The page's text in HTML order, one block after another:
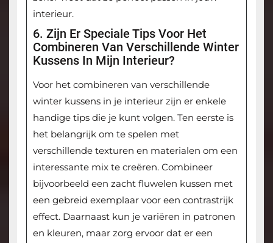
interieur.
6. Zijn Er Speciale Tips Voor Het
Combineren Van Verschillende Winter
Kussens In Mijn Interieur?
Voor het combineren van verschillende
winter kussens in je interieur zijn er enkele
handige tips die je kunt volgen. Ten eerste is
het belangrijk om te spelen met
verschillende texturen en materialen om een
interessante mix te creëren. Combineer
bijvoorbeeld een zacht fluwelen kussen met
een gebreid exemplaar voor een contrastrijk
effect. Daarnaast kun je variëren in patronen
en kleuren, maar zorg ervoor dat er een